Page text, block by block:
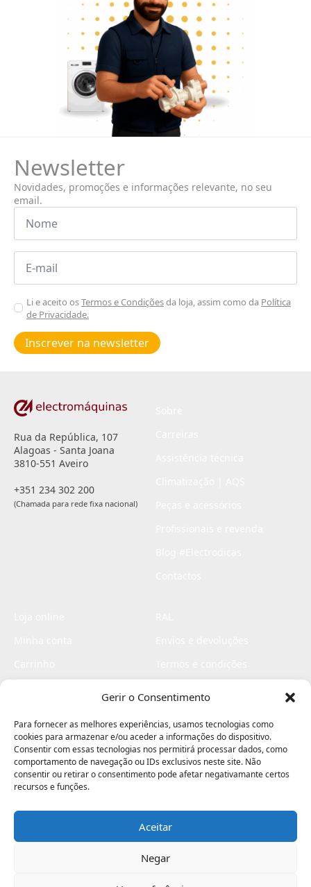
Gerir o Consentimento
Para fornecer as melhores experiências, usamos tecnologias como
cookies para armazenar e/ou aceder a informações do dispositivo.
Consentir com essas tecnologias nos permitirá processar dados, como
comportamento de navegação ou IDs exclusivos neste site. Não
consentir ou retirar o consentimento pode afetar negativamante certos
recursos e funções.
Aceitar
Negar
Newsletter
Novidades, promoções e informações relevante, no seu
email.
Nome
Email
Aceitar
Poiticas
de
privacidade
Li e aceito osTermos e Condiçõesda loja, assim como da Política
de Privacidade.
Inscrever na newsletter
Rua da República, 107
Alagoas - Santa Joana
3810-551 Aveiro
+351 234 302 200
(Chamada para rede fixa nacional)
Livro de elogios
Electromaquinas ©2026
contágio - agência criativa